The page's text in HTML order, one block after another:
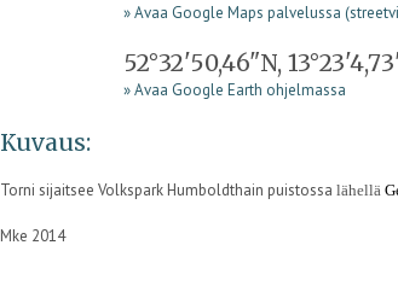
» Avaa Google Maps palvelussa
52°32'50,46"N,
» Avaa Google Earth ohjelmassa
Kuvaus:
Torni sijaitsee Volkspark Humboldthain puistossalähellä
Mke 2014